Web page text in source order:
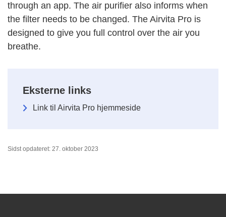
through an app. The air purifier also informs when
the filter needs to be changed. The Airvita Pro is
designed to give you full control over the air you
breathe.
Eksterne links
Link til Airvita Pro hjemmeside
Sidst opdateret: 27. oktober 2023